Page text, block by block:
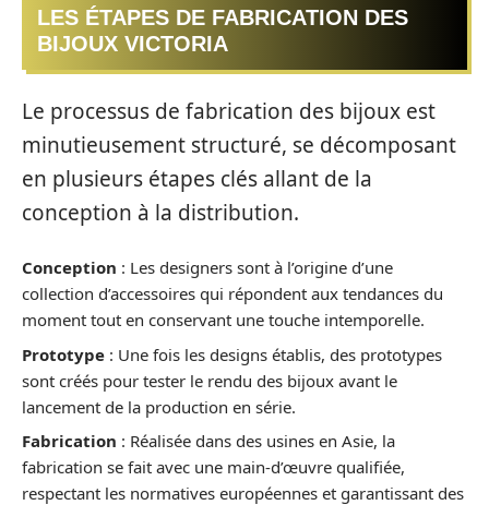
LES ÉTAPES DE FABRICATION DES
BIJOUX VICTORIA
Le processus de fabrication des bijoux est
minutieusement structuré, se décomposant
en plusieurs étapes clés allant de la
conception à la distribution.
Conception : Les designers sont à l’origine d’une
collection d’accessoires qui répondent aux tendances du
moment tout en conservant une touche intemporelle.
Prototype : Une fois les designs établis, des prototypes
sont créés pour tester le rendu des bijoux avant le
lancement de la production en série.
Fabrication : Réalisée dans des usines en Asie, la
fabrication se fait avec une main-d’œuvre qualifiée,
respectant les normatives européennes et garantissant des